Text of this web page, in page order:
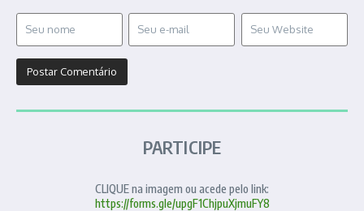
PARTICIPE
CLIQUE na imagem ou acede pelo link:
https://forms.gle/upgF1ChjpuXjmuFY8